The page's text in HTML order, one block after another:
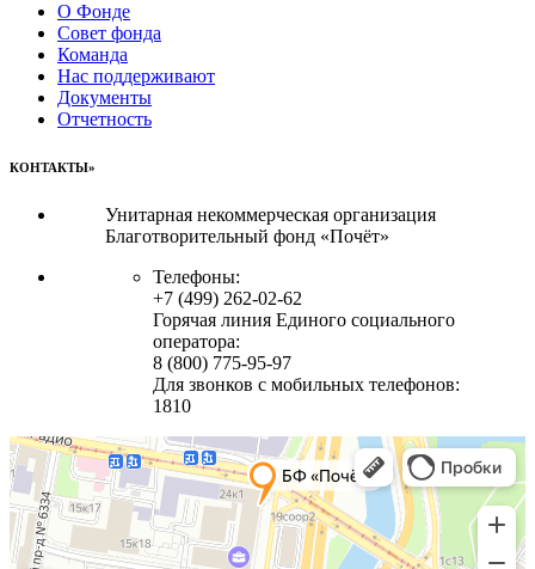
О Фонде
Совет фонда
Команда
Нас поддерживают
Документы
Отчетность
КОНТАКТЫ»
Унитарная некоммерческая организация
Благотворительный фонд «Почёт»
Телефоны:
+7 (499) 262-02-62
Горячая линия Единого социального
оператора:
8 (800) 775-95-97
Для звонков с мобильных телефонов:
1810